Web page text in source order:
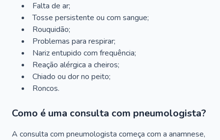
Falta de ar;
Tosse persistente ou com sangue;
Rouquidão;
Problemas para respirar;
Nariz entupido com frequência;
Reação alérgica a cheiros;
Chiado ou dor no peito;
Roncos.
Como é uma consulta com pneumologista?
A consulta com pneumologista começa com a anamnese,